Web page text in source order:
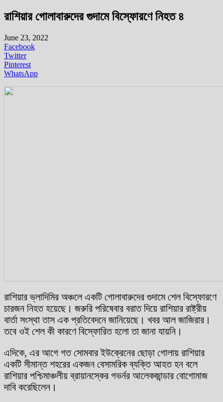
রাশিয়ার গোলাবারুদের গুদামে বিস্ফোরণে নিহত ৪
June 23, 2022
Facebook
Twitter
Pinterest
WhatsApp
রাশিয়ার ভ্লাদিমির অঞ্চলে একটি গোলাবারুদের গুদামে শেল বিস্ফোরণে
চারজন নিহত হয়েছে। জরুরি পরিষেবার বরাত দিয়ে রাশিয়ার রাষ্ট্রীয়
বার্তা সংস্থা তাস এক প্রতিবেদনে জানিয়েছে। খবর আল জাজিরার।
তবে ওই শেল কী কারণে বিস্ফোরিত হলো তা জানা যায়নি।
এদিকে, এর আগে গত সোমবার ইউক্রেনের ছোড়া গোলায় রাশিয়ার
একটি সীমান্ত শহরের একজন বেসামরিক ব্যক্তি আহত হন বলে
রাশিয়ার পশ্চিমাঞ্চলীয় ব্রায়ানস্কের গভর্নর আলেকজান্ডার বোগোমাজ
দাবি করেছিলেন।